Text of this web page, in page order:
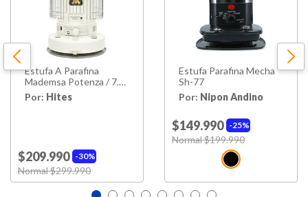
Estufa A Parafina
Mademsa Potenza / 7.2
Litros
Por: Hites
30%
$209.990
Price reduced from
Normal $299.990
Estufa Parafina Mecha
Sh-77
Por: Nipon Andino
25%
$149.990
Price reduced from
Normal $199.990